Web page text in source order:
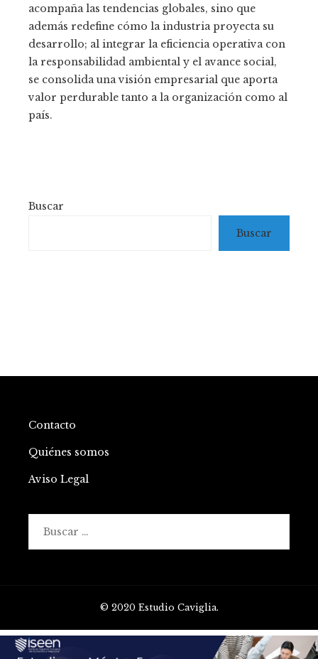
acompaña las tendencias globales, sino que
además redefine cómo la industria proyecta su
desarrollo; al integrar la eficiencia operativa con
la responsabilidad ambiental y el avance social,
se consolida una visión empresarial que aporta
valor perdurable tanto a la organización como al
país.
Buscar
Buscar
Contacto
Quiénes somos
Aviso Legal
© 2020 Estudio Caviglia.